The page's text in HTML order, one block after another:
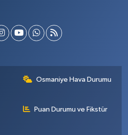
Osmaniye Hava Durumu
Puan Durumu ve Fikstür